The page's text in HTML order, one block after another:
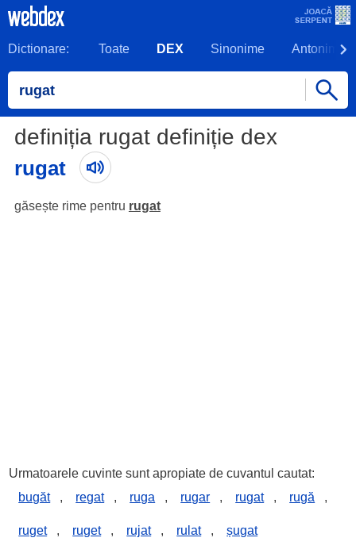
Dictionare: Toate DEX Sinonime Antonime
definiția rugat definiție dex
rugat
găsește rime pentru rugat
Urmatoarele cuvinte sunt apropiate de cuvantul cautat:
bugăt
, regat , ruga , rugar , rugat , rugă ,
ruget , ruget , rujat , rulat , șugat